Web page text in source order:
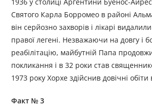
Святого Карла Борромео в районі
він серйозно захворів і лікарі
правої легені. Незважаючи на довгу і
реабілітацію, майбутній Папа
покликання і в 32 роки став
1973 року Хорхе здійснив довічні обіти
Факт № 3